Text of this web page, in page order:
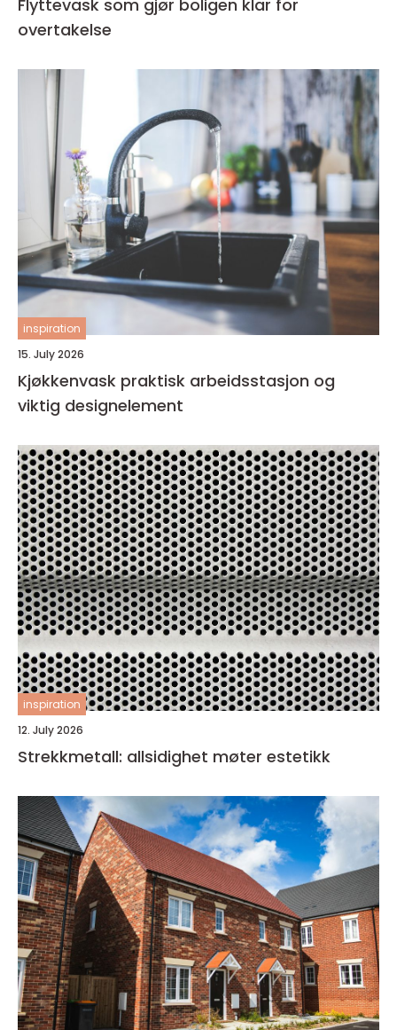
Flyttevask som gjør boligen klar for
overtakelse
inspiration
15. July 2026
Kjøkkenvask praktisk arbeidsstasjon og
viktig designelement
inspiration
12. July 2026
Strekkmetall: allsidighet møter estetikk